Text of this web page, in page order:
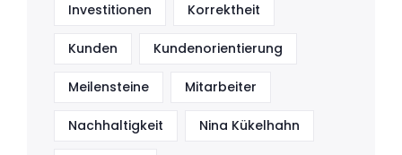
Investitionen Korrektheit
Kunden Kundenorientierung
Meilensteine Mitarbeiter
Nachhaltigkeit Nina Kükelhahn